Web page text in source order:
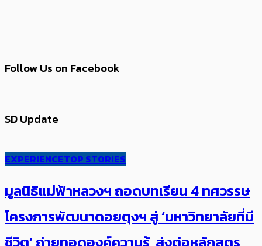
Follow Us on Facebook
SD Update
EXPERIENCETOP STORIES
มูลนิธิแม่ฟ้าหลวงฯ ถอดบทเรียน 4 ทศวรรษ
โครงการพัฒนาดอยตุงฯ สู่ ‘มหาวิทยาลัยที่มี